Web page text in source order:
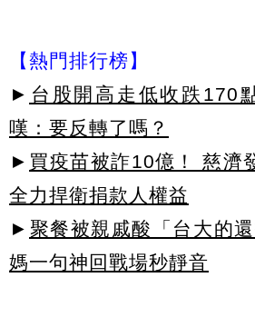
【熱門排行榜】
► 台股開高走低收跌170
嘆：要反轉了嗎？
► 買疫苗被詐10億！ 慈濟
全力捍衛捐款人權益
► 聚餐被親戚酸「台大的
媽一句神回戰場秒靜音